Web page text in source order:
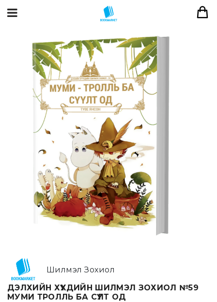
Шилмэл Зохиол
ДЭЛХИЙН ХҮҮХДИЙН ШИЛМЭЛ ЗОХИОЛ №59
МУМИ ТРОЛЛЬ БА СҮҮЛТ ОД